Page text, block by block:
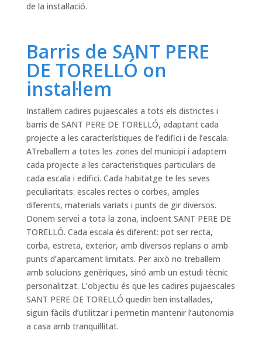
de la instal·lació.
Barris de SANT PERE
DE TORELLÓ on
instal·lem
Instal·lem cadires pujaescales a tots els districtes i
barris de SANT PERE DE TORELLÓ, adaptant cada
projecte a les característiques de l’edifici i de l’escala.
ATreballem a totes les zones del municipi i adaptem
cada projecte a les caracteristiques particulars de
cada escala i edifici. Cada habitatge te les seves
peculiaritats: escales rectes o corbes, amples
diferents, materials variats i punts de gir diversos.
Donem servei a tota la zona, incloent SANT PERE DE
TORELLÓ. Cada escala és diferent: pot ser recta,
corba, estreta, exterior, amb diversos replans o amb
punts d’aparcament limitats. Per això no treballem
amb solucions genèriques, sinó amb un estudi tècnic
personalitzat. L’objectiu és que les cadires pujaescales
SANT PERE DE TORELLÓ quedin ben instal·lades,
siguin fàcils d’utilitzar i permetin mantenir l’autonomia
a casa amb tranquil·litat.